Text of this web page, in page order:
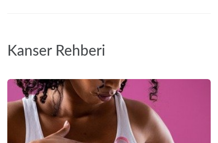
Kanser Rehberi